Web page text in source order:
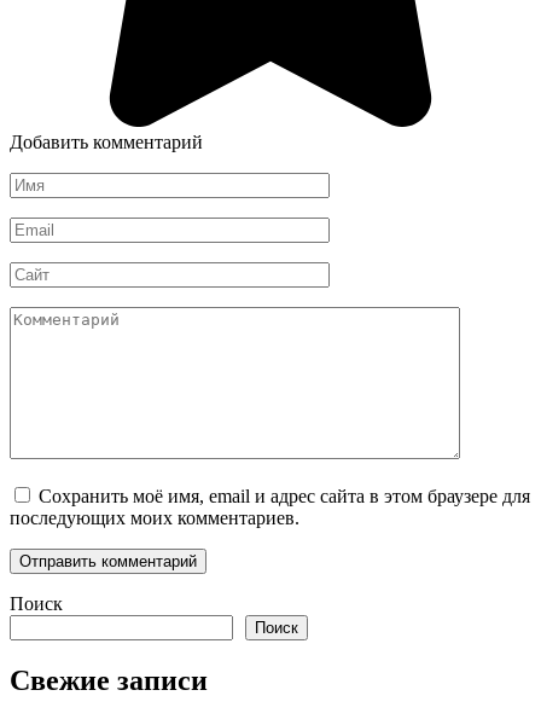
Добавить комментарий
Имя
*
Email
*
Сайт
Комментарий
Сохранить моё имя, email и адрес сайта в этом браузере для
последующих моих комментариев.
Поиск
Поиск
Свежие записи